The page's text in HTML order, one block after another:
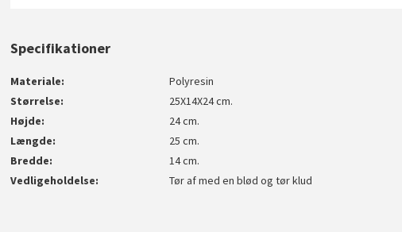
Specifikationer
Materiale
Polyresin
Størrelse
25X14X24 cm.
Højde
24 cm.
Længde
25 cm.
Bredde
14 cm.
Vedligeholdelse
Tør af med en blød og tør klud